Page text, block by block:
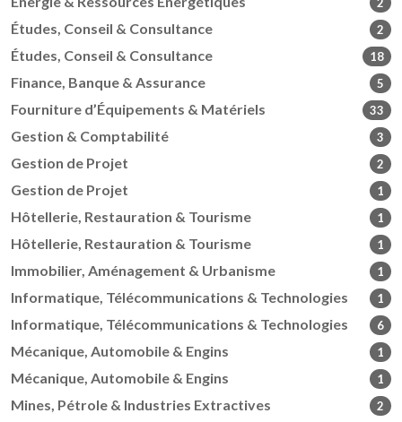
2
Études, Conseil & Consultance 2
Études, Conseil & Consultance 18
Finance, Banque & Assurance 5
Fourniture d’Équipements & Matériels 33
Gestion & Comptabilité 3
Gestion de Projet 2
Gestion de Projet 1
Hôtellerie, Restauration & Tourisme 1
Hôtellerie, Restauration & Tourisme 1
Immobilier, Aménagement & Urbanisme 1
Informatique, Télécommunications & Technologies 1
Informatique, Télécommunications & Technologies 6
Mécanique, Automobile & Engins 1
Mécanique, Automobile & Engins 1
Mines, Pétrole & Industries Extractives 2